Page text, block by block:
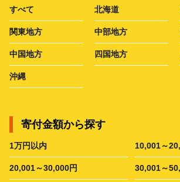
すべて 北海道
関東地方 中部地方
中国地方 四国地方
沖縄
寄付金額から探す
1万円以内 10,001～
20,001～30,000円 30,001～